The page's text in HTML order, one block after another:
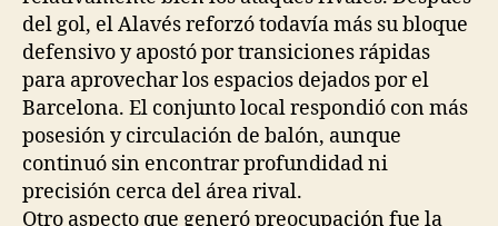
del gol, el Alavés reforzó todavía más su bloque
defensivo y apostó por transiciones rápidas
para aprovechar los espacios dejados por el
Barcelona. El conjunto local respondió con más
posesión y circulación de balón, aunque
continuó sin encontrar profundidad ni
precisión cerca del área rival.
Otro aspecto que generó preocupación fue la